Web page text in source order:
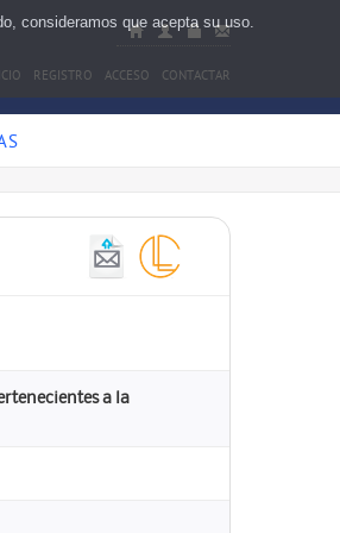
REGISTRO ACCESO CONTACTAR
a la
consideramos que acepta su uso.